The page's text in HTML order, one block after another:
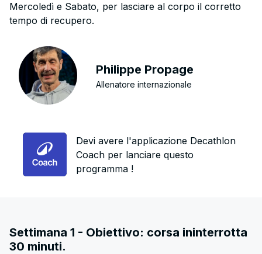
Mercoledì e Sabato, per lasciare al corpo il corretto
tempo di recupero.
Philippe Propage
Allenatore internazionale
Devi avere l'applicazione Decathlon
Coach per lanciare questo
programma !
Settimana 1 - Obiettivo: corsa ininterrotta
30 minuti.